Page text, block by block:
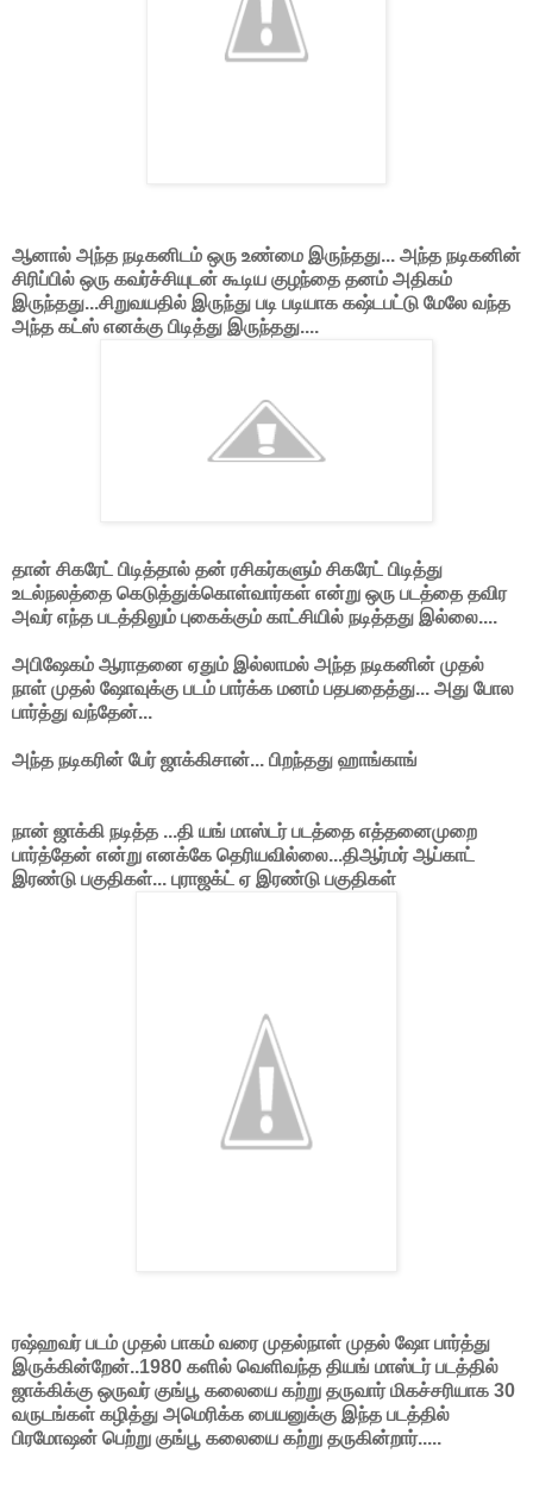
ஆனால் அந்த நடிகனிடம் ஒரு உண்மை இருந்தது... அந்த நடிகனின்
சிரிப்பில் ஒரு கவர்ச்சியுடன் கூடிய குழந்தை தனம் அதிகம்
இருந்தது...சிறுவயதில் இருந்து படி படியாக கஷ்டபட்டு மேலே வந்த
அந்த கட்ஸ் எனக்கு பிடித்து இருந்தது....
தான் சிகரேட் பிடித்தால் தன் ரசிகர்களும் சிகரேட் பிடித்து
உடல்நலத்தை கெடுத்துக்கொள்வார்கள் என்று ஒரு படத்தை தவிர
அவர் எந்த படத்திலும் புகைக்கும் காட்சியில் நடித்தது இல்லை....
அபிஷேகம் ஆராதனை ஏதும் இல்லாமல் அந்த நடிகனின் முதல்
நாள் முதல் ஷோவுக்கு படம் பார்க்க மனம் பதபதைத்து... அது போல
பார்த்து வந்தேன்...
அந்த நடிகரின் பேர் ஜாக்கிசான்... பிறந்தது ஹாங்காங்
நான் ஜாக்கி நடித்த ...தி யங் மாஸ்டர் படத்தை எத்தனைமுறை
பார்த்தேன் என்று எனக்கே தெரியவில்லை...திஆர்மர் ஆப்காட்
இரண்டு பகுதிகள்... புராஜக்ட் ஏ இரண்டு பகுதிகள்
ரஷ்ஹவர் படம் முதல் பாகம் வரை முதல்நாள் முதல் ஷோ பார்த்து
இருக்கின்றேன்..1980 களில் வெளிவந்த தியங் மாஸ்டர் படத்தில்
ஜாக்கிக்கு ஒருவர் குங்பூ கலையை கற்று தருவார் மிகச்சரியாக 30
வருடங்கள் கழித்து அமெரிக்க பையனுக்கு இந்த படத்தில்
பிரமோஷன் பெற்று குங்பூ கலையை கற்று தருகின்றார்.....